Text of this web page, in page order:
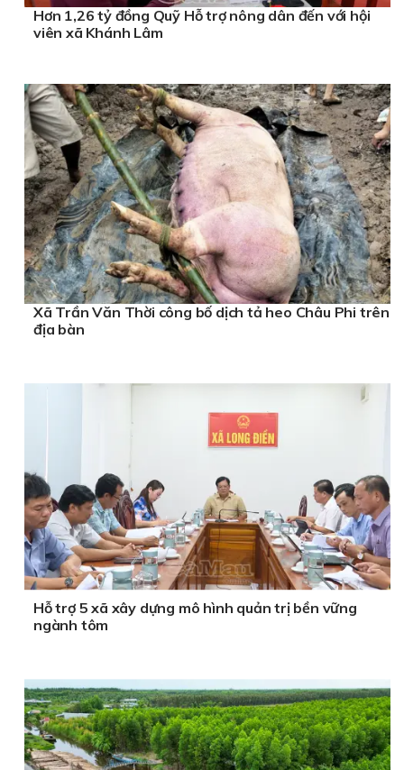
Hơn 1,26 tỷ đồng Quỹ Hỗ trợ nông dân đến với hội
viên xã Khánh Lâm
Xã Trần Văn Thời công bố dịch tả heo Châu Phi trên
địa bàn
Hỗ trợ 5 xã xây dựng mô hình quản trị bền vững
ngành tôm